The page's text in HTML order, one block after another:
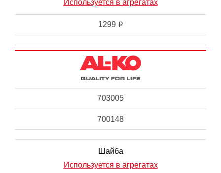
Используется в агрегатах
1299 i
703005
700148
Шайба
Используется в агрегатах